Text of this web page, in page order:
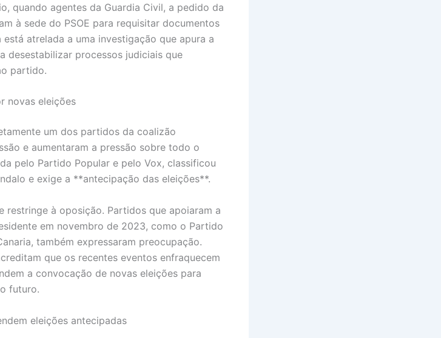
quando agentes da Guardia Civil, a pedido da
à sede do PSOE para requisitar documentos
atrelada a uma investigação que apura a
desestabilizar processos judiciais que
partido.
novas eleições
um dos partidos da coalizão
e aumentaram a pressão sobre todo o
pelo Partido Popular e pelo Vox, classificou
e exige a **antecipação das eleições**.
restringe à oposição. Partidos que apoiaram a
em novembro de 2023, como o Partido
também expressaram preocupação.
que os recentes eventos enfraquecem
a convocação de novas eleições para
futuro.
eleições antecipadas